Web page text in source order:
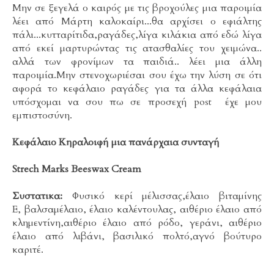
Μην σε ξεγελά ο καιρός με τις βροχούλες μια παροιμία
λέει από Μάρτη καλοκαίρι...θα αρχίσει ο εφιάλτης
πάλι...κυτταρίτιδα,ραγάδες,λίγα κιλάκια από εδώ λίγα
από εκεί μαρτυρώντας τις ατασθαλίες του χειμώνα..
αλλά των φρονίμων τα παιδιά.. λέει μια άλλη
παροιμία.Μην στενοχωριέσαι σου έχω την λύση σε ότι
αφορά το κεφάλαιο ραγάδες για τα άλλα κεφάλαια
υπόσχομαι να σου πω σε προσεχή post έχε μου
εμπιστοσύνη.
Κεφάλαιο Κηραλοιφή μια πανάρχαια συνταγή
Strech MarksBeeswax Cream
Συστατικα: Φυσικό κερί μέλισσας,έλαιο βιταμίνης
Ε, βαλσαμέλαιο, έλαιο καλέντουλας, αιθέριο έλαιο από
κλημεντίνη,αιθέριο έλαιο από ρόδο, γεράνι, αιθέριο
έλαιο από λιβάνι, βασιλικό πολτό,αγνό βούτυρο
καριτέ.